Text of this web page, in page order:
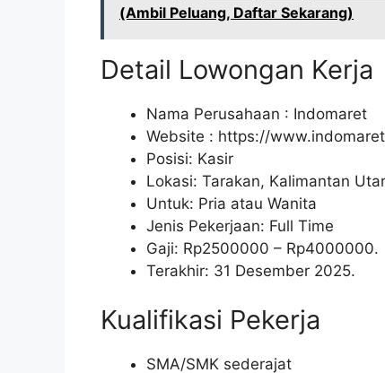
(Ambil Peluang, Daftar Sekarang)
Detail Lowongan Kerja
Nama Perusahaan : Indomaret
Website : https://
Posisi: Kasir
Lokasi: Tarakan, Kalimantan
Untuk: Pria atau Wanita
Jenis Pekerjaan: Full Time
Gaji: Rp2500000 – Rp4000000.
Terakhir: 31 Desember 2025.
Kualifikasi Pekerja
SMA/SMK sederajat